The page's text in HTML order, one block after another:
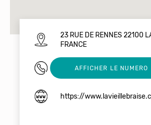
23 RUE DE RENNES 22100
FRANCE
0296394050
AFFICHER LE NUMERO
https://